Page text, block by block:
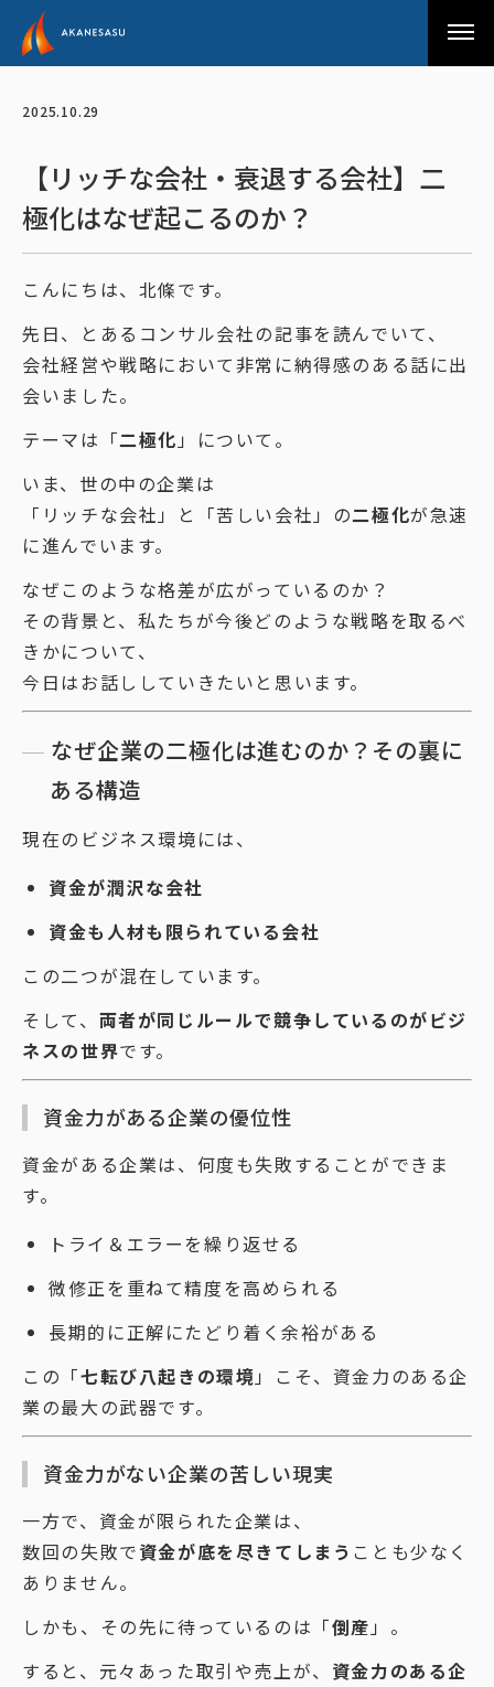
アカネサス
2025.10.29
【リッチな会社・衰退する会社】二
極化はなぜ起こるのか？
こんにちは、北條です。
先日、とあるコンサル会社の記事を読んでいて、
会社経営や戦略において非常に納得感のある話に出
会いました。
テーマは「二極化 」について。
いま、世の中の企業は
「リッチな会社」と「苦しい会社」の二極化が急速
に進んでいます。
なぜこのような格差が広がっているのか？
その背景と、私たちが今後どのような戦略を取るべ
きかについて、
今日はお話ししていきたいと思います。
なぜ企業の二極化は進むのか？その裏に
ある構造
現在のビジネス環境には、
資金が潤沢な会社
資金も人材も限られている会社
この二つが混在しています。
そして、 両者が同じルールで競争しているのがビジ
ネスの世界です。
資金力がある企業の優位性
資金がある企業は、何度も失敗することができま
す。
トライ＆エラーを繰り返せる
微修正を重ねて精度を高められる
長期的に正解にたどり着く余裕がある
この「七転び八起きの環境 」こそ、資金力のある企
業の最大の武器です。
資金力がない企業の苦しい現実
一方で、資金が限られた企業は、
数回の失敗で資金が底を尽きてしまう ことも少なく
ありません。
しかも、その先に待っているのは「倒産 」。
すると、元々あった取引や売上が、 資金力のある企